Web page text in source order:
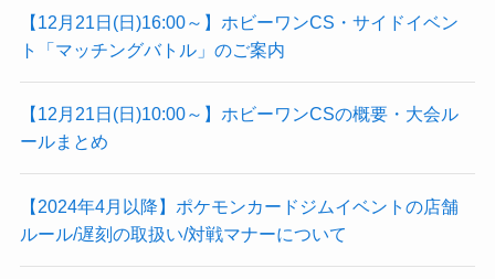
【12月21日(日)16:00～】ホビーワンCS・サイドイベン
ト「マッチングバトル」のご案内
【12月21日(日)10:00～】ホビーワンCSの概要・大会ル
ールまとめ
【2024年4月以降】ポケモンカードジムイベントの店舗
ルール/遅刻の取扱い/対戦マナーについて